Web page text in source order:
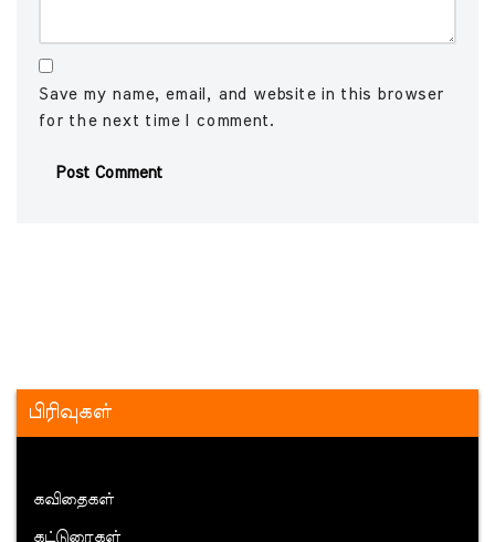
Save my name, email, and website in this browser
for the next time I comment.
பிரிவுகள்
கவிதைகள்
கட்டுரைகள்